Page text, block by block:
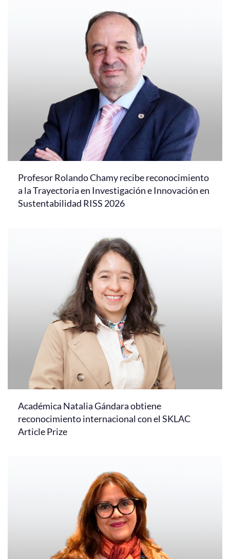
Profesor Rolando Chamy recibe reconocimiento
a la Trayectoria en Investigación e Innovación en
Sustentabilidad RISS 2026
Académica Natalia Gándara obtiene
reconocimiento internacional con el SKLAC
Article Prize